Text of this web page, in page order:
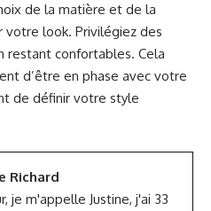
de la matière et de la
votre look. Privilégiez des
restant confortables. Cela
d’être en phase avec votre
de définir votre style
Richard
je m'appelle Justine, j'ai 33